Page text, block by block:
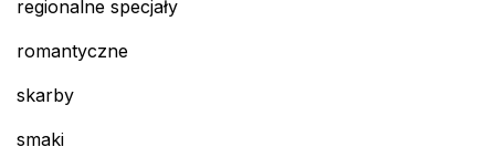
regionalne specjały
romantyczne
skarby
smaki